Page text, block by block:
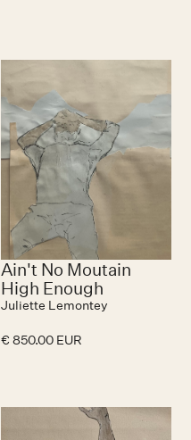
Ain't No Moutain
High Enough
Juliette Lemontey
€ 850.00 EUR